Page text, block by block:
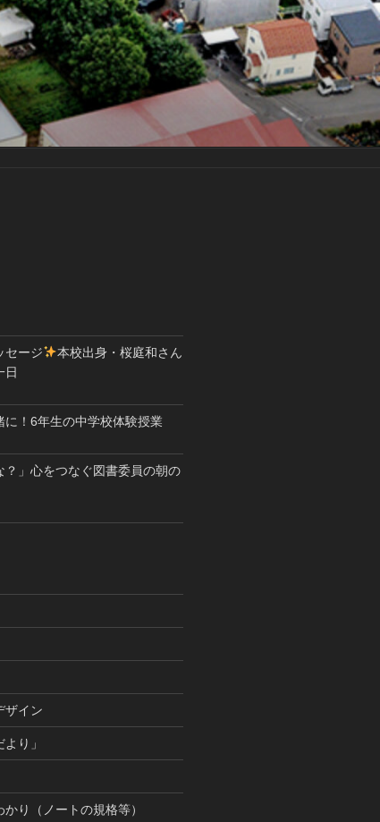
セージ
本校出身・桜庭和さん
日
に！6年生の中学校体験授業
？」心をつなぐ図書委員の朝の
ザイン
り」
り（ノートの規格等）